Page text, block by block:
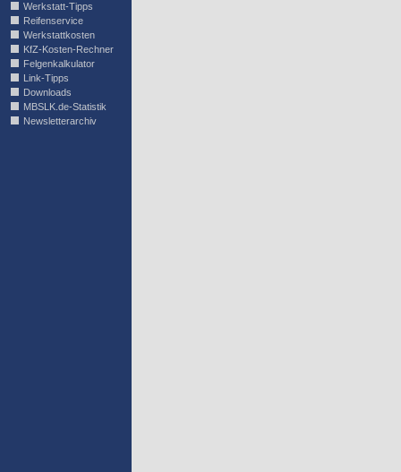
Werkstatt-Tipps
Reifenservice
Werkstattkosten
KfZ-Kosten-Rechner
Felgenkalkulator
Link-Tipps
Downloads
MBSLK.de-Statistik
Newsletterarchiv